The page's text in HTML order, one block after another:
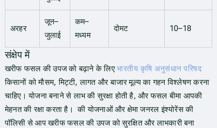
अरहर
जून–
जुलाई
कम–
मध्यम
दोमट 10–18
संक्षेप में
खरीफ फसल की उपज को बढ़ाने के लिएभारतीय कृषि अनुसंधान परिषद
किसानों को मौसम, मिट्टी, लागत और बाजार मूल्य का गहन विश्लेषण करना
चाहिए। योजना बनाने से लाभ की सुरक्षा होती है, और फसल बीमा आपकी
मेहनत की रक्षा करता है। की योजनाओं और क्षेमा जनरल इंश्योरेंस की
पॉलिसी से आप खरीफ फसल की उपज को सुरक्षित और लाभकारी बना